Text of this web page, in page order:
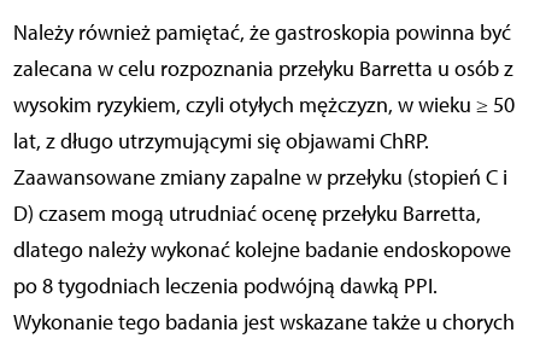
Należy również pamiętać, że gastroskopia powinna być
zalecana w celu rozpoznania przełyku Barretta u osób z
wysokim ryzykiem, czyli otyłych mężczyzn, w wieku ≥ 50
lat, z długo utrzymującymi się objawami ChRP.
Zaawansowane zmiany zapalne w przełyku (stopień C i
D) czasem mogą utrudniać ocenę przełyku Barretta,
dlatego należy wykonać kolejne badanie endoskopowe
po 8 tygodniach leczenia podwójną dawką PPI.
Wykonanie tego badania jest wskazane także u chorych